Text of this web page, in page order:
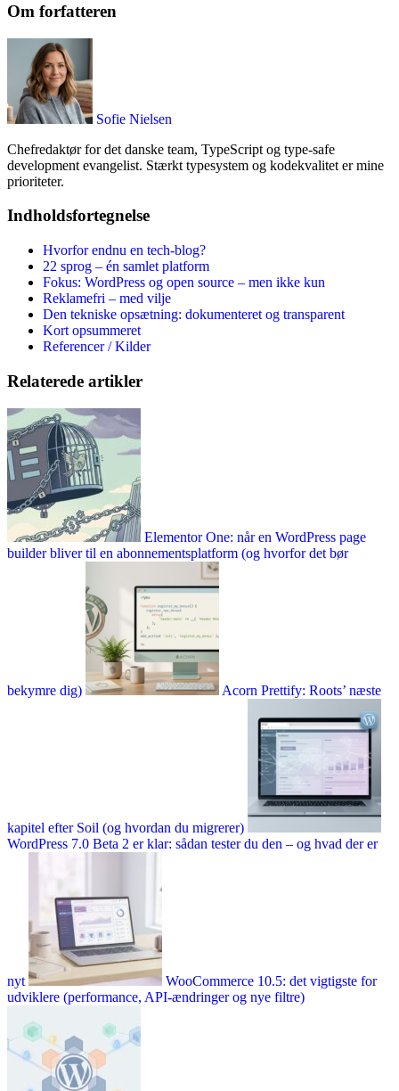
Om forfatteren
Sofie Nielsen
Chefredaktør for det danske team, TypeScript og type-safe
development evangelist. Stærkt typesystem og kodekvalitet er mine
prioriteter.
Indholdsfortegnelse
Hvorfor endnu en tech-blog?
22 sprog – én samlet platform
Fokus: WordPress og open source – men ikke kun
Reklamefri – med vilje
Den tekniske opsætning: dokumenteret og transparent
Kort opsummeret
Referencer / Kilder
Relaterede artikler
Elementor One: når en WordPress page
builder bliver til en abonnementsplatform (og hvorfor det bør
bekymre dig) Acorn Prettify: Roots’ næste
kapitel efter Soil (og hvordan du migrerer)
WordPress 7.0 Beta 2 er klar: sådan tester du den – og hvad der er
nyt
WooCommerce 10.5: det vigtigste for
udviklere (performance, API-ændringer og nye filtre)